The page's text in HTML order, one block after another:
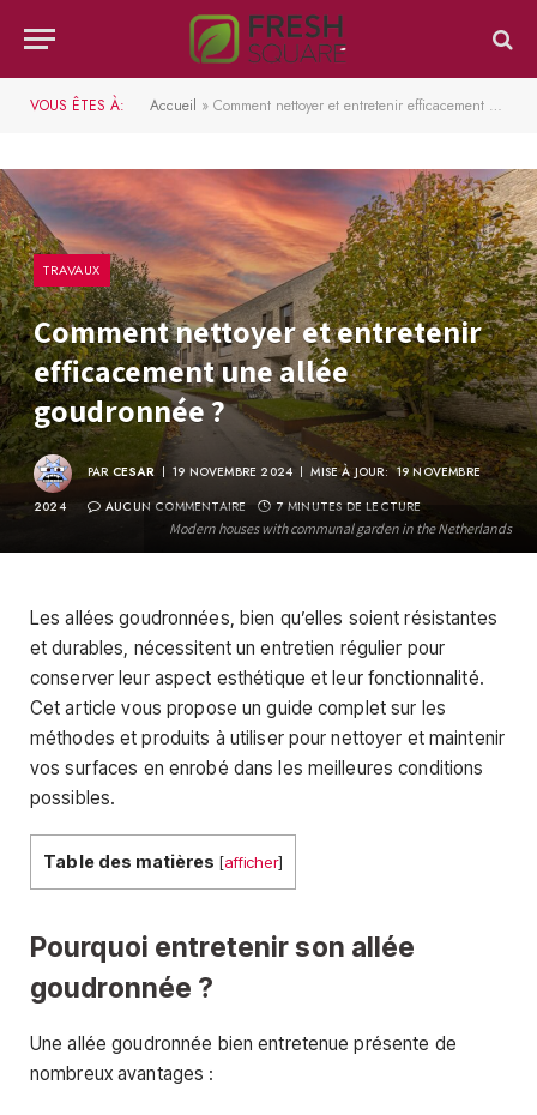
VOUS ÊTES À: Accueil » Comment nettoyer et entretenir efficacement une allée goudronnée ?
Modern houses with communal garden in the Netherlands
TRAVAUX
Comment nettoyer et entretenir
efficacement une allée
goudronnée ?
PAR CESAR 19 NOVEMBRE 2024 MISE À JOUR: 19 NOVEMBRE
2024
AUCUN COMMENTAIRE 7 MINUTES DE LECTURE
Les allées goudronnées, bien qu’elles soient résistantes
et durables, nécessitent un entretien régulier pour
conserver leur aspect esthétique et leur fonctionnalité.
Cet article vous propose un guide complet sur les
méthodes et produits à utiliser pour nettoyer et maintenir
vos surfaces en enrobé dans les meilleures conditions
possibles.
Table des matières [afficher]
Pourquoi entretenir son allée
goudronnée ?
Une allée goudronnée bien entretenue présente de
nombreux avantages :